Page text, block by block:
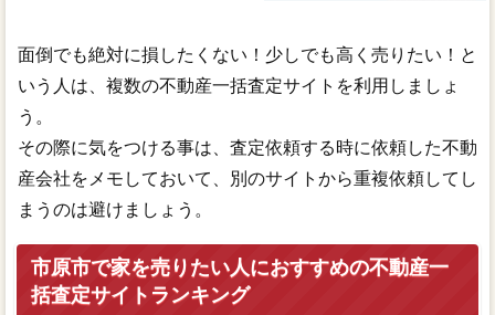
面倒でも絶対に損したくない！少しでも高く売りたい！と
いう人は、複数の不動産一括査定サイトを利用しましょ
う。
その際に気をつける事は、査定依頼する時に依頼した不動
産会社をメモしておいて、別のサイトから重複依頼してし
まうのは避けましょう。
市原市で家を売りたい人におすすめの不動産一
括査定サイトランキング